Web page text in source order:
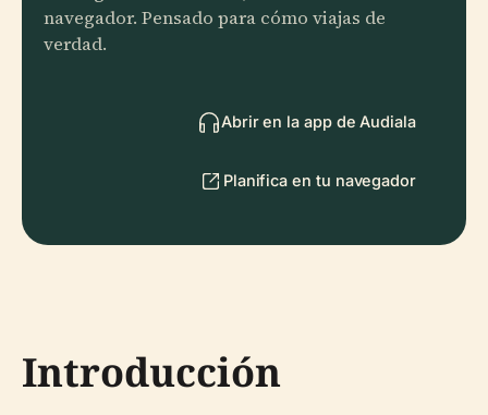
navegador. Pensado para cómo viajas de
verdad.
Abrir en la app de Audiala
Planifica en tu navegador
Introducción